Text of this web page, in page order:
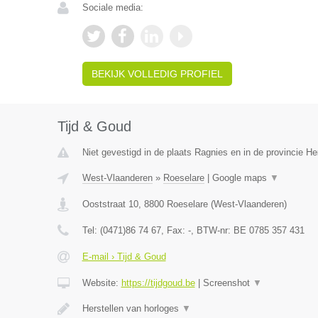
Sociale media:
BEKIJK VOLLEDIG PROFIEL
Tijd & Goud
Niet gevestigd in de plaats Ragnies en in de provincie
West-Vlaanderen» Roeselare| Google maps ▼
Ooststraat 10, 8800 Roeselare(West-Vlaanderen)
Tel: (0471)86 74 67, Fax: -, BTW-nr: BE 0785 357 431
E-mail › Tijd & Goud
Website: https://tijdgoud.be| Screenshot ▼
Herstellen van horloges ▼